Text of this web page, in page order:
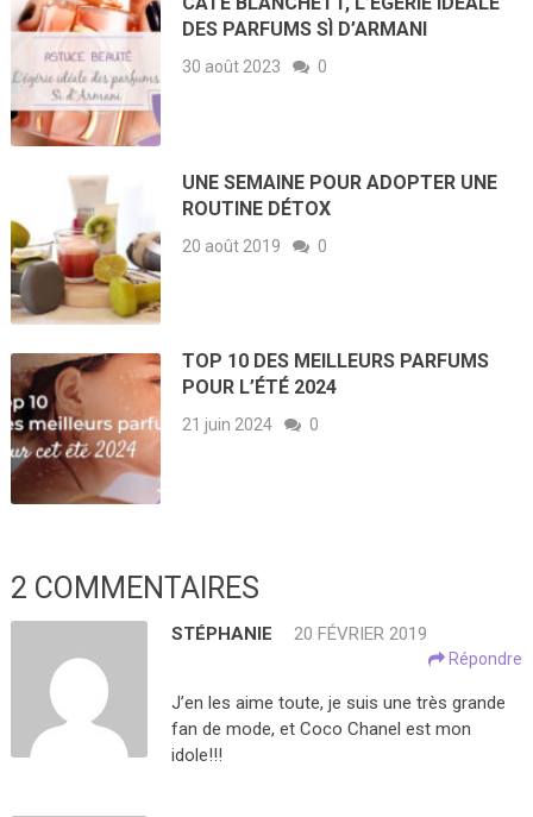
DES PARFUMS SÌ D’ARMANI
30 août 2023 0
UNE SEMAINE POUR ADOPTER UNE
ROUTINE DÉTOX
20 août 2019 0
TOP 10 DES MEILLEURS PARFUMS
POUR L’ÉTÉ 2024
21 juin 2024 0
2 COMMENTAIRES
STÉPHANIE 20 FÉVRIER 2019
Répondre
J’en les aime toute, je suis une très grande
fan de mode, et Coco Chanel est mon
idole!!!